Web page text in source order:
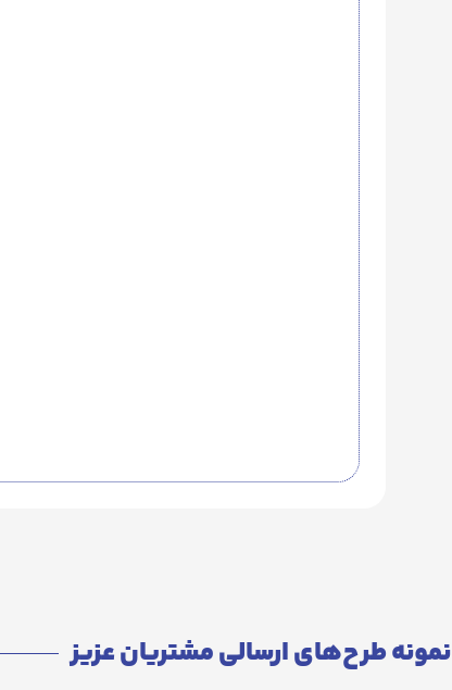
نمونه طرح‌های ارسالی مشتریان عزیز